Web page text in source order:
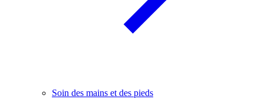
Soin des mains et des pieds